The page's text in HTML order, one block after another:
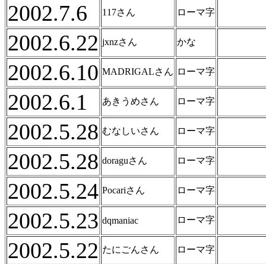
2002.7.6 117さん ローマ字
2002.6.22 jxnzさん かな
2002.6.10 MADRIGALさん ローマ字
2002.6.1 あきうめさん ローマ字
2002.5.28 むなしいさん ローマ字
2002.5.28 doraguさん ローマ字
2002.5.24 Pocariさん ローマ字
2002.5.23 dqmaniac ローマ字
2002.5.22 たにごんさん ローマ字